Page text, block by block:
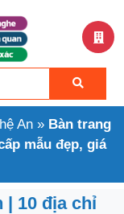
An » Bàn trang
mẫu đẹp, giá
| 10 địa chỉ